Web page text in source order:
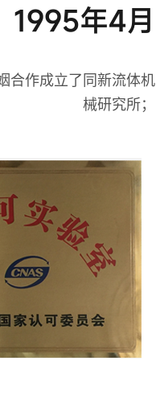
1995年4月
合作成立了同新流体机
械研究所；